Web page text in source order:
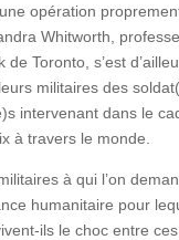
opération
Whitworth,
de Toronto, s’est
militaires des
intervenant dans le
à travers le monde.
à qui l’on
humanitaire pour
ils le choc entre